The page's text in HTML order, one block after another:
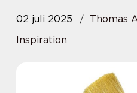
02 juli 2025
Thomas
Inspiration